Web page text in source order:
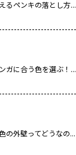
るペンキの落とし方...
ガに合う色を選ぶ！...
の外壁ってどうなの...